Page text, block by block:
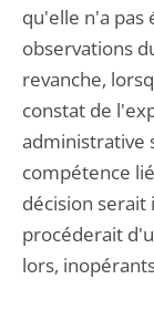
qu'elle n'a pas
observations
revanche,
constat de
administrative
compétence
décision
procéderait
lors,